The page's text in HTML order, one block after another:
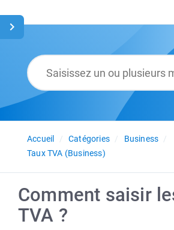
Glossaire
Français
Accueil
Catégories
Business
Taux TVA (Business)
Comment saisir
TVA ?